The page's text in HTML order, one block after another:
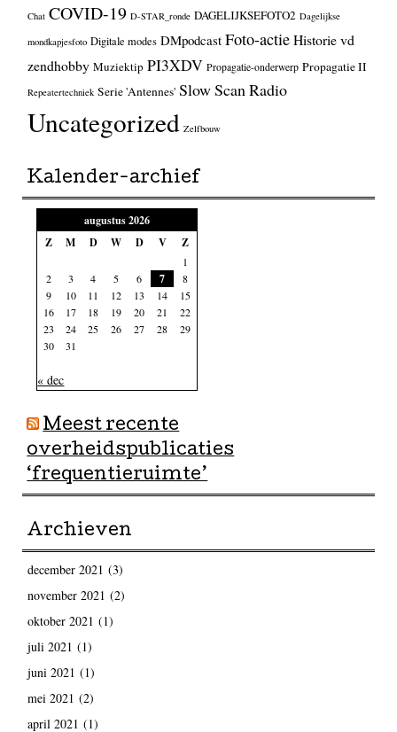
Chat COVID-19 D-STAR_ronde DAGELIJKSEFOTO2 Dagelijkse
mondkapjesfoto Digitale modes DMpodcast Foto-actieHistorie vd
zendhobby Muziektip PI3XDV Propagatie-onderwerp Propagatie II
Repeatertechniek Serie 'Antennes' Slow Scan Radio
Uncategorized Zelfbouw
Kalender-archief
augustus 2026
Z
M D W D V Z
1
2
3 4 5 6 7
8
9
10 11 12 13 14
15
16
17 18 19 20 21
22
23
24 25 26 27 28
29
30
31
« dec
Meest recente
overheidspublicaties
‘frequentieruimte’
Archieven
december 2021 (3)
november 2021 (2)
oktober 2021 (1)
juli 2021 (1)
juni 2021 (1)
mei 2021 (2)
april 2021 (1)